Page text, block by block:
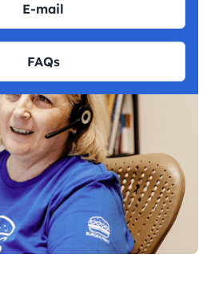
E-mail
FAQs